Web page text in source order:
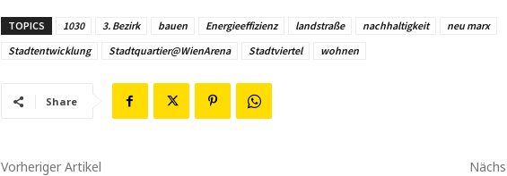
TOPICS 1030 3. Bezirk bauen Energieeffizienz landstraße nachhaltigkeit
neu marx
Stadtentwicklung
Stadtquartier@WienArena Stadtviertel wohnen
Share
Vorheriger Artikel